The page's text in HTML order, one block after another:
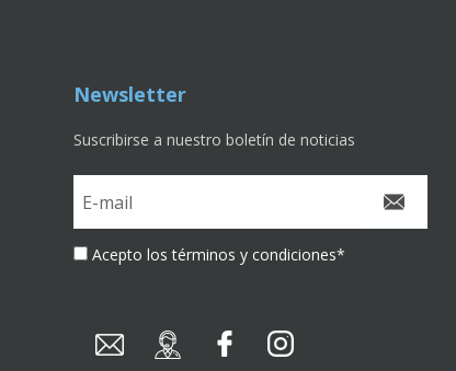
Newsletter
Suscribirse a nuestro boletín de noticias
Acepto los términos y condiciones*